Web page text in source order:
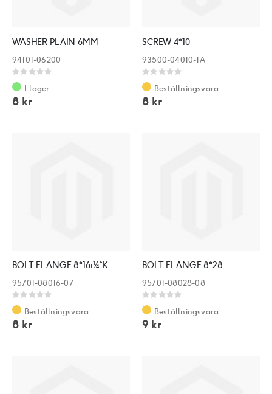
WASHER PLAIN 6MM
94101-06200
Rating:
0%
I lager
8 kr
SCREW 4*10
93500-04010-1A
Rating:
0%
Beställningsvara
8 kr
BOLT FLANGE 8*16ï¼ˆKï¼‰
95701-08016-07
Rating:
0%
Beställningsvara
8 kr
BOLT FLANGE 8*28
95701-08028-08
Rating:
0%
Beställningsvara
9 kr